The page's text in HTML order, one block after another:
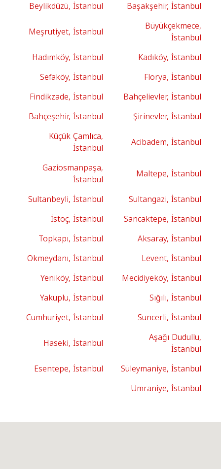
Başakşehir, İstanbul
Beylikdüzü, İstanbul
Büyükçekmece,
İstanbul
Meşrutiyet, İstanbul
Kadıköy, İstanbul
Hadımköy, İstanbul
Florya, İstanbul
Sefaköy, İstanbul
Bahçelievler, İstanbul
Findikzade, İstanbul
Şirinevler, İstanbul
Bahçeşehir, İstanbul
Acibadem, İstanbul
Küçük Çamlıca,
İstanbul
Maltepe, İstanbul
Gaziosmanpaşa,
İstanbul
Sultangazi, İstanbul
Sultanbeyli, İstanbul
Sancaktepe, İstanbul
İstoç, İstanbul
Aksaray, İstanbul
Topkapı, İstanbul
Levent, İstanbul
Okmeydanı, İstanbul
Mecidiyeköy, İstanbul
Yeniköy, İstanbul
Sığılı, İstanbul
Yakuplu, İstanbul
Suncerli, İstanbul
Cumhuriyet, İstanbul
Aşağı Dudullu,
İstanbul
Haseki, İstanbul
Süleymaniye, İstanbul
Esentepe, İstanbul
Ümraniye, İstanbul